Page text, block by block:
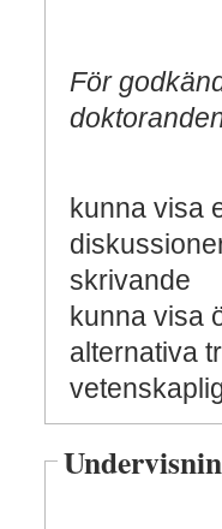
För
kunna visa
skrivande
kunna visa
alternativa